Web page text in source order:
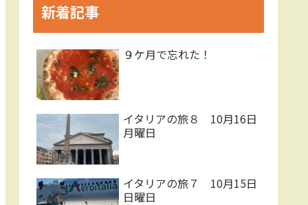
新着記事
９ケ月で忘れた！
イタリアの旅８ 10月16日
月曜日
イタリアの旅７ 10月15日
日曜日